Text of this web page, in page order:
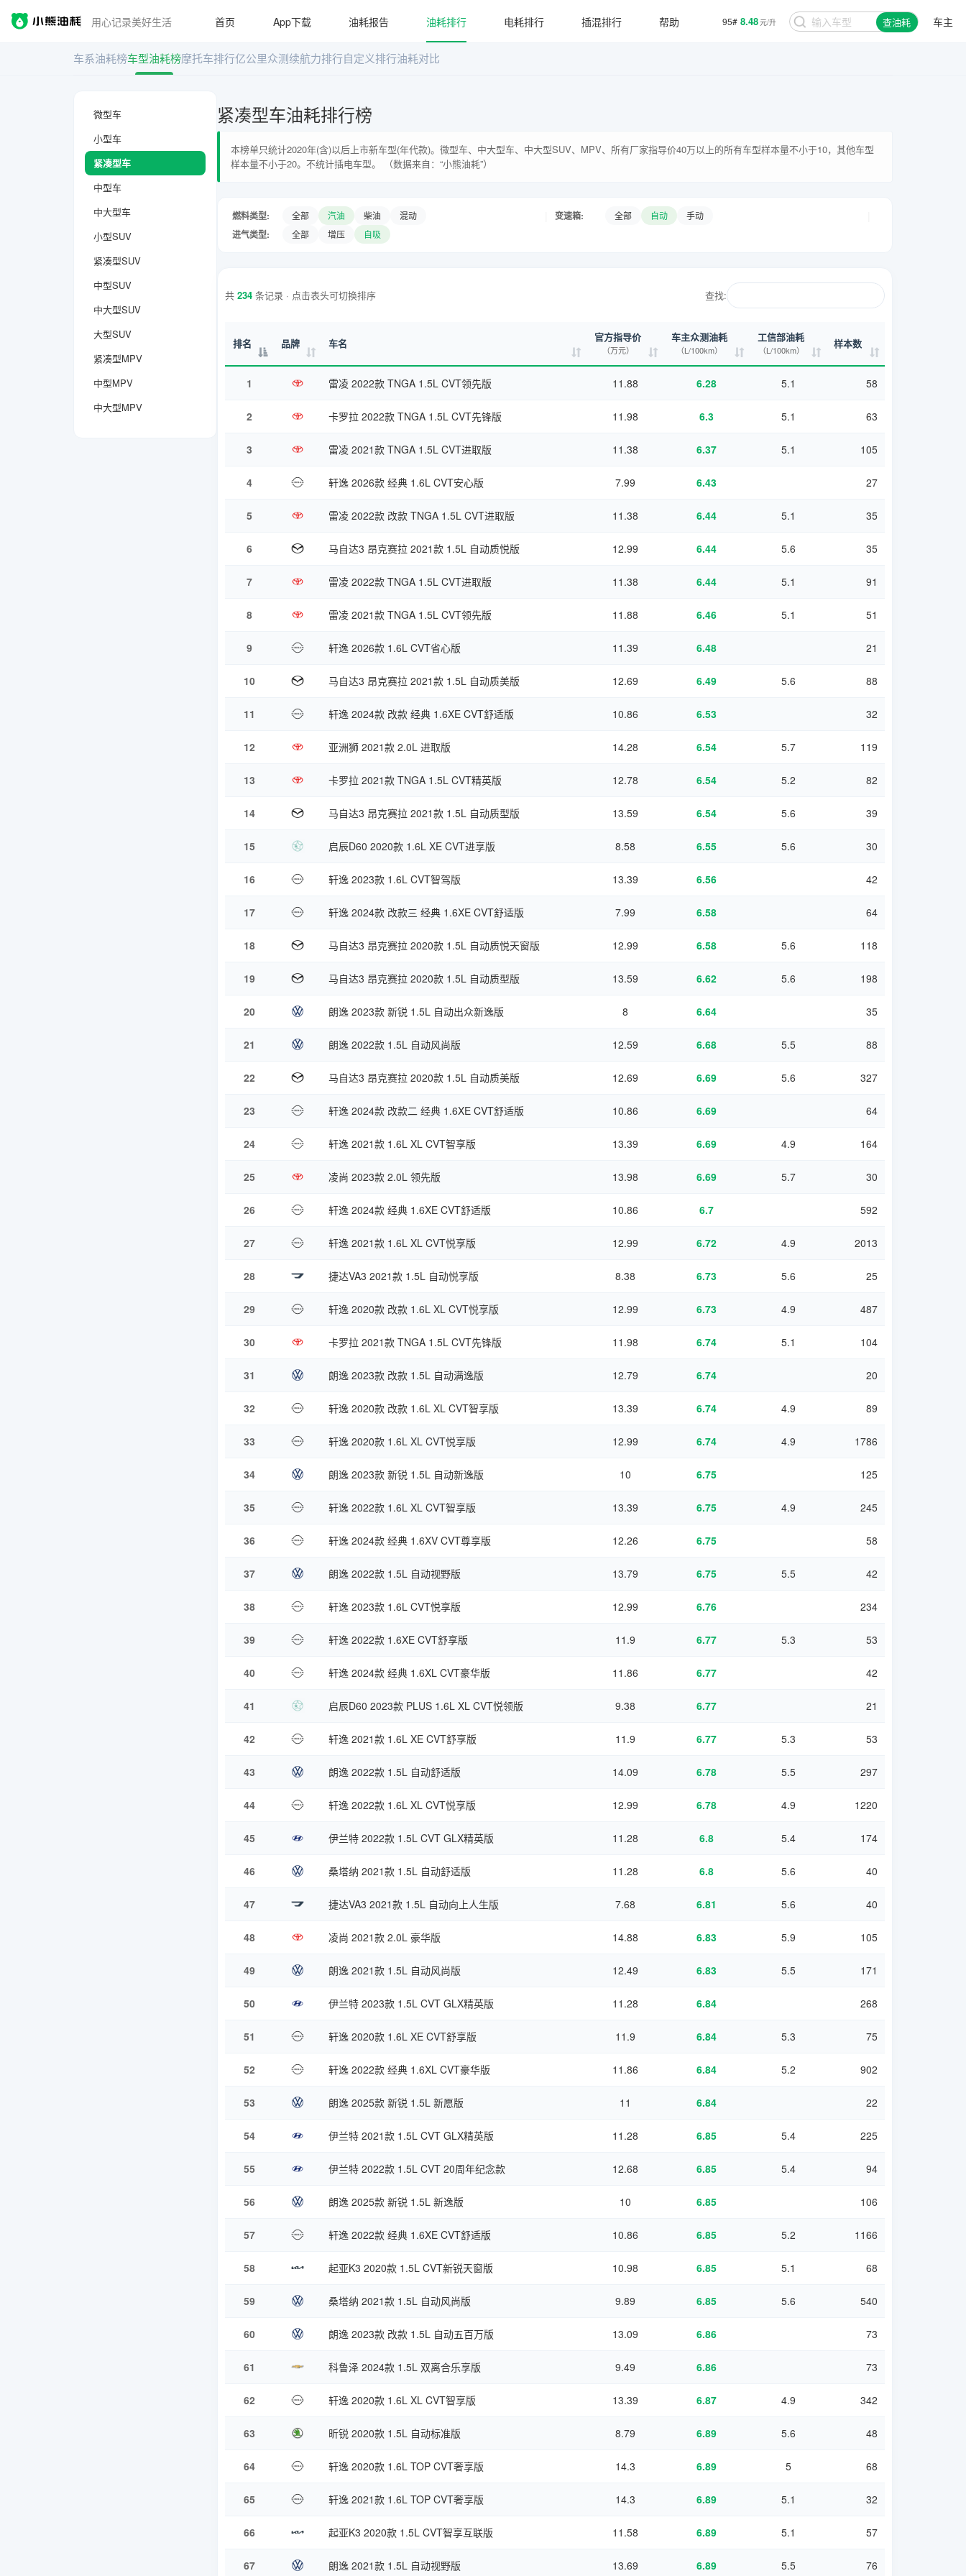
用心记录美好生活 95# 8.48元/升 查油耗 车主
首页 App下载 油耗报告 油耗排行 电耗排行 插混排行 帮助
车系油耗榜车型油耗榜摩托车排行亿公里众测续航力排行自定义排行油耗对比
微型车
小型车
紧凑型车
中型车
中大型车
小型SUV
紧凑型SUV
中型SUV
中大型SUV
大型SUV
紧凑型MPV
中型MPV
中大型MPV
紧凑型车油耗排行榜
本榜单只统计2020年(含)以后上市新车型(年代款)。微型车、中大型车、中大型SUV、MPV、所有厂家指导价40万以上的所有车型样本量不小于10，其他车型
样本量不小于20。不统计插电车型。 （数据来自：“小熊油耗”）
燃料类型: 全部 汽油 柴油 混动 变速箱: 全部 自动 手动
进气类型: 全部 增压 自吸
共 234 条记录 · 点击表头可切换排序 查找:
排名 品牌 车名 官方指导价
（万元）
车主众测油耗
（L/100km）
工信部油耗
（L/100km） 样本数
1 雷凌 2022款 TNGA 1.5L CVT领先版 11.88 6.28 5.1 58
2 卡罗拉 2022款 TNGA 1.5L CVT先锋版 11.98 6.3 5.1 63
3 雷凌 2021款 TNGA 1.5L CVT进取版 11.38 6.37 5.1 105
4 轩逸 2026款 经典 1.6L CVT安心版 7.99 6.43 27
5 雷凌 2022款 改款 TNGA 1.5L CVT进取版 11.38 6.44 5.1 35
6 马自达3 昂克赛拉 2021款 1.5L 自动质悦版 12.99 6.44 5.6 35
7 雷凌 2022款 TNGA 1.5L CVT进取版 11.38 6.44 5.1 91
8 雷凌 2021款 TNGA 1.5L CVT领先版 11.88 6.46 5.1 51
9 轩逸 2026款 1.6L CVT省心版 11.39 6.48 21
10 马自达3 昂克赛拉 2021款 1.5L 自动质美版 12.69 6.49 5.6 88
11 轩逸 2024款 改款 经典 1.6XE CVT舒适版 10.86 6.53 32
12 亚洲狮 2021款 2.0L 进取版 14.28 6.54 5.7 119
13 卡罗拉 2021款 TNGA 1.5L CVT精英版 12.78 6.54 5.2 82
14 马自达3 昂克赛拉 2021款 1.5L 自动质型版 13.59 6.54 5.6 39
15 启辰D60 2020款 1.6L XE CVT进享版 8.58 6.55 5.6 30
16 轩逸 2023款 1.6L CVT智驾版 13.39 6.56 42
17 轩逸 2024款 改款三 经典 1.6XE CVT舒适版 7.99 6.58 64
18 马自达3 昂克赛拉 2020款 1.5L 自动质悦天窗版 12.99 6.58 5.6 118
19 马自达3 昂克赛拉 2020款 1.5L 自动质型版 13.59 6.62 5.6 198
20 朗逸 2023款 新锐 1.5L 自动出众新逸版 8 6.64 35
21 朗逸 2022款 1.5L 自动风尚版 12.59 6.68 5.5 88
22 马自达3 昂克赛拉 2020款 1.5L 自动质美版 12.69 6.69 5.6 327
23 轩逸 2024款 改款二 经典 1.6XE CVT舒适版 10.86 6.69 64
24 轩逸 2021款 1.6L XL CVT智享版 13.39 6.69 4.9 164
25 凌尚 2023款 2.0L 领先版 13.98 6.69 5.7 30
26 轩逸 2024款 经典 1.6XE CVT舒适版 10.86 6.7 592
27 轩逸 2021款 1.6L XL CVT悦享版 12.99 6.72 4.9 2013
28 捷达VA3 2021款 1.5L 自动悦享版 8.38 6.73 5.6 25
29 轩逸 2020款 改款 1.6L XL CVT悦享版 12.99 6.73 4.9 487
30 卡罗拉 2021款 TNGA 1.5L CVT先锋版 11.98 6.74 5.1 104
31 朗逸 2023款 改款 1.5L 自动满逸版 12.79 6.74 20
32 轩逸 2020款 改款 1.6L XL CVT智享版 13.39 6.74 4.9 89
33 轩逸 2020款 1.6L XL CVT悦享版 12.99 6.74 4.9 1786
34 朗逸 2023款 新锐 1.5L 自动新逸版 10 6.75 125
35 轩逸 2022款 1.6L XL CVT智享版 13.39 6.75 4.9 245
36 轩逸 2024款 经典 1.6XV CVT尊享版 12.26 6.75 58
37 朗逸 2022款 1.5L 自动视野版 13.79 6.75 5.5 42
38 轩逸 2023款 1.6L CVT悦享版 12.99 6.76 234
39 轩逸 2022款 1.6XE CVT舒享版 11.9 6.77 5.3 53
40 轩逸 2024款 经典 1.6XL CVT豪华版 11.86 6.77 42
41 启辰D60 2023款 PLUS 1.6L XL CVT悦领版 9.38 6.77 21
42 轩逸 2021款 1.6L XE CVT舒享版 11.9 6.77 5.3 53
43 朗逸 2022款 1.5L 自动舒适版 14.09 6.78 5.5 297
44 轩逸 2022款 1.6L XL CVT悦享版 12.99 6.78 4.9 1220
45 伊兰特 2022款 1.5L CVT GLX精英版 11.28 6.8 5.4 174
46 桑塔纳 2021款 1.5L 自动舒适版 11.28 6.8 5.6 40
47 捷达VA3 2021款 1.5L 自动向上人生版 7.68 6.81 5.6 40
48 凌尚 2021款 2.0L 豪华版 14.88 6.83 5.9 105
49 朗逸 2021款 1.5L 自动风尚版 12.49 6.83 5.5 171
50 伊兰特 2023款 1.5L CVT GLX精英版 11.28 6.84 268
51 轩逸 2020款 1.6L XE CVT舒享版 11.9 6.84 5.3 75
52 轩逸 2022款 经典 1.6XL CVT豪华版 11.86 6.84 5.2 902
53 朗逸 2025款 新锐 1.5L 新愿版 11 6.84 22
54 伊兰特 2021款 1.5L CVT GLX精英版 11.28 6.85 5.4 225
55 伊兰特 2022款 1.5L CVT 20周年纪念款 12.68 6.85 5.4 94
56 朗逸 2025款 新锐 1.5L 新逸版 10 6.85 106
57 轩逸 2022款 经典 1.6XE CVT舒适版 10.86 6.85 5.2 1166
58 起亚K3 2020款 1.5L CVT新锐天窗版 10.98 6.85 5.1 68
59 桑塔纳 2021款 1.5L 自动风尚版 9.89 6.85 5.6 540
60 朗逸 2023款 改款 1.5L 自动五百万版 13.09 6.86 73
61 科鲁泽 2024款 1.5L 双离合乐享版 9.49 6.86 73
62 轩逸 2020款 1.6L XL CVT智享版 13.39 6.87 4.9 342
63 昕锐 2020款 1.5L 自动标准版 8.79 6.89 5.6 48
64 轩逸 2020款 1.6L TOP CVT奢享版 14.3 6.89 5 68
65 轩逸 2021款 1.6L TOP CVT奢享版 14.3 6.89 5.1 32
66 起亚K3 2020款 1.5L CVT智享互联版 11.58 6.89 5.1 57
67 朗逸 2021款 1.5L 自动视野版 13.69 6.89 5.5 76